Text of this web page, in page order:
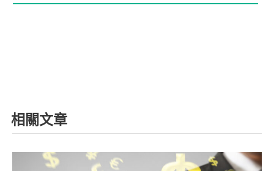
相關文章